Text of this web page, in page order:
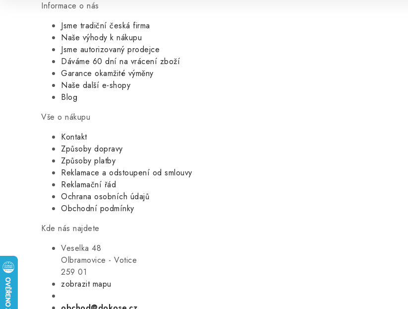
Informace o nás
Jsme tradiční česká firma
Naše výhody k nákupu
Jsme autorizovaný prodejce
Dáváme 60 dní na vrácení zboží
Garance okamžité výměny
Naše další e-shopy
Blog
Vše o nákupu
Kontakt
Způsoby dopravy
Způsoby platby
Reklamace a odstoupení od smlouvy
Reklamační řád
Ochrana osobních údajů
Obchodní podmínky
Kde nás najdete
Veselka 48
Olbramovice - Votice
259 01
zobrazit mapu